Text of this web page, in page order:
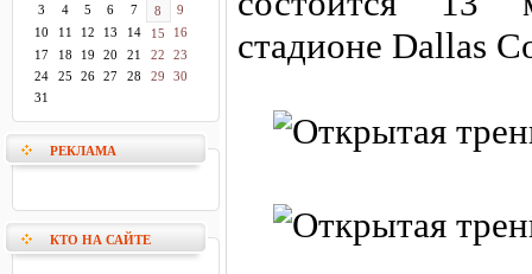
3
4 5 6 7 8
9
10
11 12 13 14 15
16
17
18 19 20 21 22
23
24
25 26 27 28 29
30
31
РЕКЛАМА
КТО НА САЙТЕ
стадионе Dallas